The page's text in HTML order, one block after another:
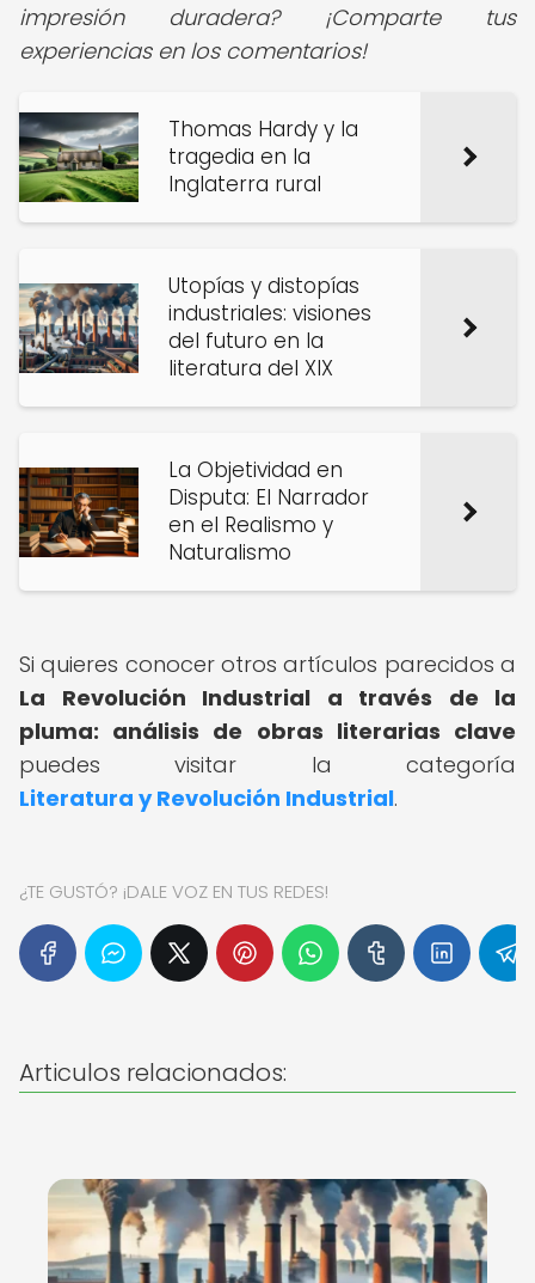
impresión duradera? ¡Comparte tus
experiencias en los comentarios!
Thomas Hardy y la
tragedia en la
Inglaterra rural
Utopías y distopías
industriales: visiones
del futuro en la
literatura del XIX
La Objetividad en
Disputa: El Narrador
en el Realismo y
Naturalismo
Si quieres conocer otros artículos parecidos a
La Revolución Industrial a través de la
pluma: análisis de obras literarias clave
puedes visitar la categoría
Literatura y Revolución Industrial.
¿TE GUSTÓ? ¡DALE VOZ EN TUS REDES!
Articulos relacionados: